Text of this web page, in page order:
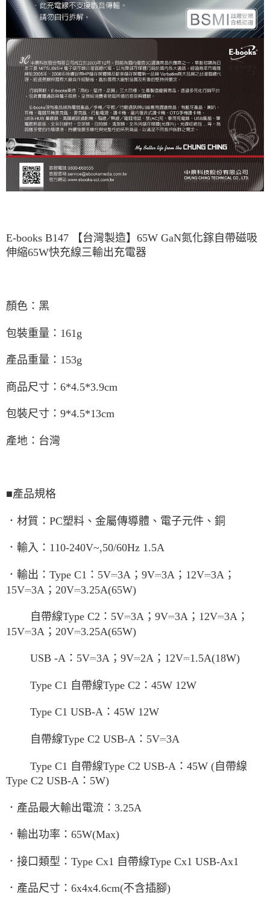
E-books B147 【台灣製造】65W GaN氮化鎵自帶磁吸
伸縮65W快充線三輸出充電器
顏色：黑
包裝重量：161g
產品重量：153g
商品尺寸：6*4.5*3.9cm
包裝尺寸：9*4.5*13cm
產地：台灣
■產品規格
．材質：PC塑料、金屬傳導體、電子元件、銅
．輸入：110-240V~,50/60Hz 1.5A
．輸出：Type C1：5V⎓3A；9V⎓3A；12V⎓3A；
15V⎓3A；20V⎓3.25A(65W)
自帶線Type C2：5V⎓3A；9V⎓3A；12V⎓3A；
15V⎓3A；20V⎓3.25A(65W)
USB -A：5V⎓3A；9V⎓2A；12V⎓1.5A(18W)
Type C1 自帶線Type C2：45W 12W
Type C1 USB-A：45W 12W
自帶線Type C2 USB-A：5V⎓3A
Type C1 自帶線Type C2 USB-A：45W (自帶線
Type C2 USB-A：5W)
．產品最大輸出電流：3.25A
．輸出功率：65W(Max)
．接口類型：Type Cx1 自帶線Type Cx1 USB-Ax1
．產品尺寸：6x4x4.6cm(不含插腳)